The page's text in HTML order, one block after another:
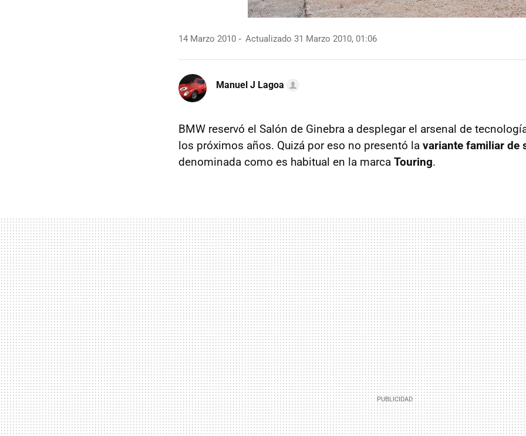
14 Marzo 2010 Actualizado 31 Marzo 2010, 01:06
Manuel J Lagoa
BMW reservó el Salón de Ginebra a desplegar el arsenal de
los próximos años. Quizá por eso no presentó la variante familiar de
denominada como es habitual en la marca Touring.